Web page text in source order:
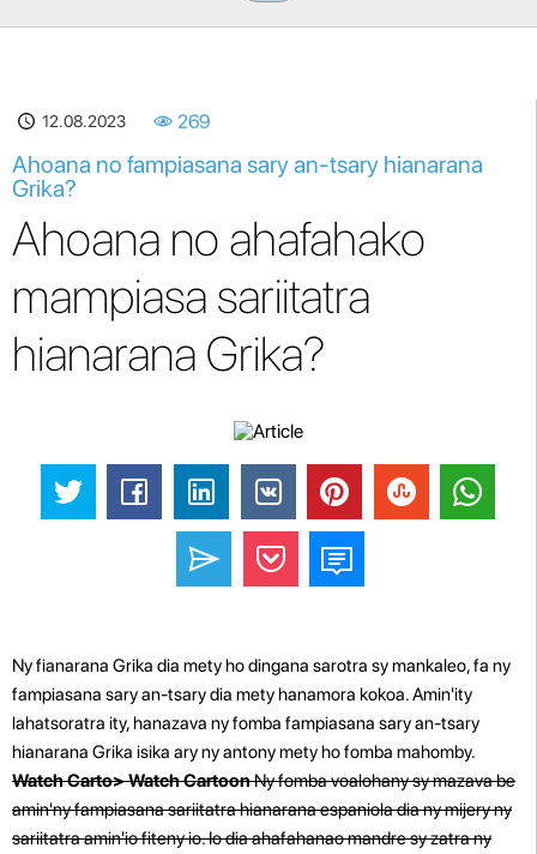
12.08.2023 269
Ahoana no fampiasana sary an-tsary hianarana
Grika?
Ahoana no ahafahako
mampiasa sariitatra
hianarana Grika?
Ny fianarana Grika dia mety ho dingana sarotra sy mankaleo, fa ny
fampiasana sary an-tsary dia mety hanamora kokoa. Amin'ity
lahatsoratra ity, hanazava ny fomba fampiasana sary an-tsary
hianarana Grika isika ary ny antony mety ho fomba mahomby.
Watch Carto> Watch CartoonNy fomba voalohany sy mazava be
amin'ny fampiasana sariitatra hianarana espaniola dia ny mijery ny
sariitatra amin'io fiteny io. Io dia ahafahanao mandre sy zatra ny